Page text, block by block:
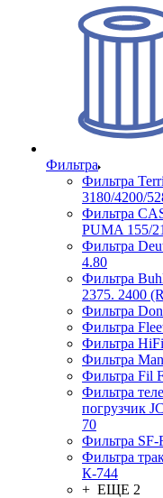
Фильтра
Фильтра
3180/4200/
Фильтра
PUMA 155/
Фильтра
4.80
Фильтра
2375. 2400
Фильтра
Фильтра
Фильтра
Фильтра
Фильтра Fil
Фильтра
погрузчик
70
Фильтра SF-
Фильтра
К-744
+ ЕЩЕ 2